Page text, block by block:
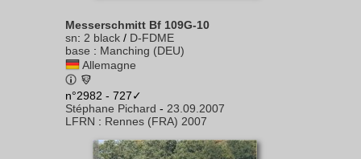
Messerschmitt Bf 109G-10
sn: 2 black / D-FDME
base : Manching (DEU)
Allemagne
n°2982 - 727✓
Stéphane Pichard - 23.09.2007
LFRN : Rennes (FRA) 2007